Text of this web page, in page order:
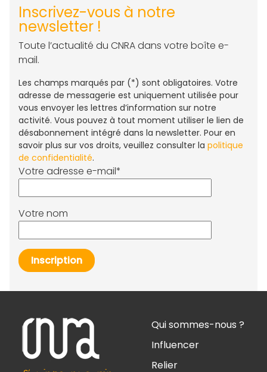
Inscrivez-vous à notre
newsletter !
Toute l’actualité du CNRA dans votre boîte e-
mail.
Les champs marqués par (*) sont obligatoires. Votre
adresse de messagerie est uniquement utilisée pour
vous envoyer les lettres d’information sur notre
activité. Vous pouvez à tout moment utiliser le lien de
désabonnement intégré dans la newsletter. Pour en
savoir plus sur vos droits, veuillez consulter la politique
de confidentialité.
Votre adresse e-mail*
Votre nom
Qui sommes-nous ?
Influencer
Relier